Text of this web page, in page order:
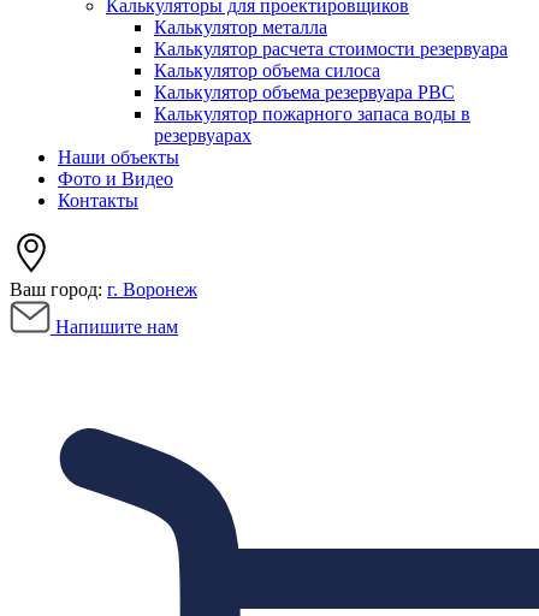
Калькуляторы для проектировщиков
Калькулятор металла
Калькулятор расчета стоимости резервуара
Калькулятор объема силоса
Калькулятор объема резервуара РВС
Калькулятор пожарного запаса воды в
резервуарах
Наши объекты
Фото и Видео
Контакты
Ваш город: г. Воронеж
Напишите нам